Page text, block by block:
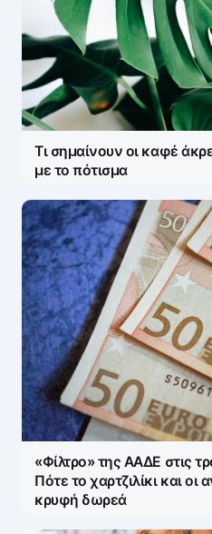
Τι σημαίνουν οι καφέ
με το πότισμα
«Φίλτρο» της ΑΑΔΕ στις
Πότε το χαρτζιλίκι και
κρυφή δωρεά